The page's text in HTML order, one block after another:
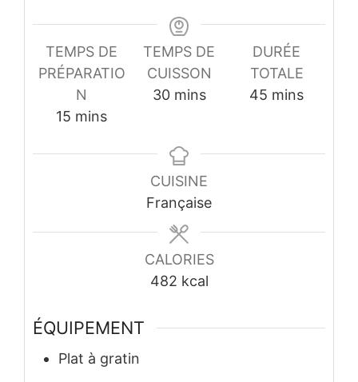
TEMPS DE
PRÉPARATIO
N
15 minutes
mins
TEMPS DE
CUISSON
30minutes
mins
DURÉE
TOTALE
45 minutes
mins
CUISINE
Française
CALORIES
482 kcal
ÉQUIPEMENT
Plat à gratin